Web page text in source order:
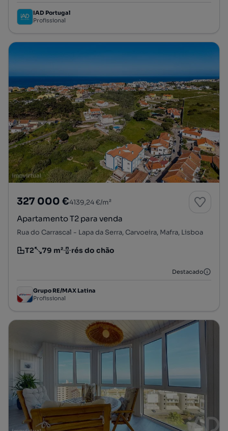
IAD Portugal
Profissional
327 000 €4139,24 €/m²
Apartamento T2 para venda
Rua do Carrascal - Lapa da Serra, Carvoeira, Mafra, Lisboa
Tipologia
T2
Preço por metro quadrado
79 m²
Andar rés do chão
Destacado
Grupo RE/MAX Latina
Profissional